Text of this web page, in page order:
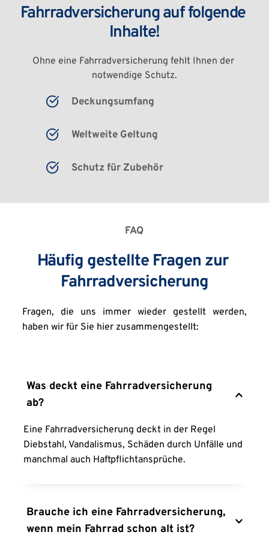
Fahrradversicherung auf folgende
Inhalte!
Ohne eine Fahrradversicherung fehlt Ihnen der
notwendige Schutz.
Deckungsumfang
Weltweite Geltung
Schutz für Zubehör
FAQ
Häufig gestellte Fragen zur
Fahrradversicherung
Fragen, die uns immer wieder gestellt werden,
haben wir für Sie hier zusammengestellt:
Was deckt eine Fahrradversicherung
ab?
Eine Fahrradversicherung deckt in der Regel
Diebstahl, Vandalismus, Schäden durch Unfälle und
manchmal auch Haftpflichtansprüche.
Brauche ich eine Fahrradversicherung,
wenn mein Fahrrad schon alt ist?